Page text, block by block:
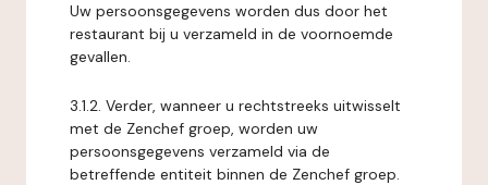
Uw persoonsgegevens worden dus door het
restaurant bij u verzameld in de voornoemde
gevallen.
3.1.2. Verder, wanneer u rechtstreeks uitwisselt
met de Zenchef groep, worden uw
persoonsgegevens verzameld via de
betreffende entiteit binnen de Zenchef groep.